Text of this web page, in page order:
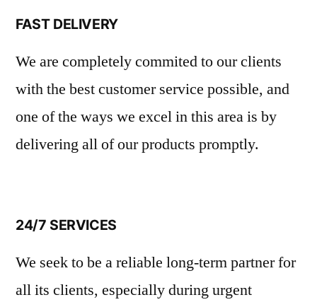
FAST DELIVERY
We are completely commited to our clients
with the best customer service possible, and
one of the ways we excel in this area is by
delivering all of our products promptly.
24/7 SERVICES
We seek to be a reliable long-term partner for
all its clients, especially during urgent